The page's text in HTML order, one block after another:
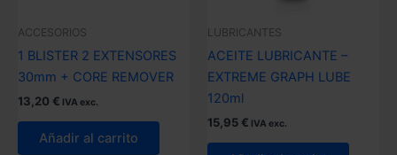
ACCESORIOS
1 BLISTER 2 EXTENSORES
30mm + CORE REMOVER
13,20 € IVA exc.
Añadir al carrito
LUBRICANTES
ACEITE LUBRICANTE –
EXTREME GRAPH LUBE
120ml
15,95 € IVA exc.